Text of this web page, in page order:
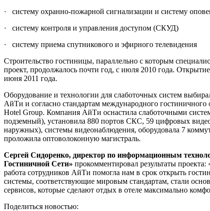
· систему охранно-пожарной сигнализации и систему
· систему контроля и управления доступом (СКУД)
· систему приема спутникового и эфирного телевидения
Строительство гостиницы, параллельно с которым
проект, продолжалось почти год, с июля 2010 года. Открытие
июня 2011 года.
Оборудование и технологии для слаботочных систем
АйТи и согласно стандартам международного гостиничного
Hotel Group. Компания АйТи оснастила слаботочными
подземный), установила 880 портов СКС, 59 цифровых
наружных), системы видеонаблюдения, оборудовала 7
проложила оптоволоконную магистраль.
Сергей Сидоренко, директор по информационным
Гостиничной Сети» прокомментировал результаты проекта:
работа сотрудников АйТи помогла нам в срок открыть
системы, соответствующие мировым стандартам, стали
сервисов, которые сделают отдых в отеле максимально
Поделиться новостью: